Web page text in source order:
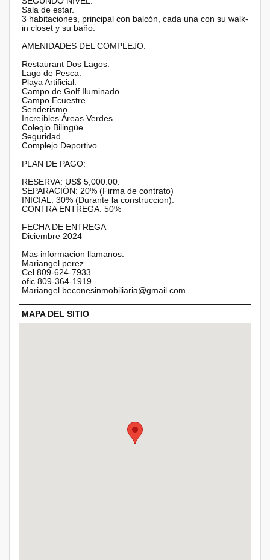
Sala de estar.
3 habitaciones, principal con balcón, cada una con su walk-
in closet y su baño.
AMENIDADES DEL COMPLEJO:
Restaurant Dos Lagos.
Lago de Pesca.
Playa Artificial.
Campo de Golf Iluminado.
Campo Ecuestre.
Senderismo.
Increíbles Áreas Verdes.
Colegio Bilingüe.
Seguridad.
Complejo Deportivo.
PLAN DE PAGO:
RESERVA: US$ 5,000.00.
SEPARACIÓN: 20% (Firma de contrato)
INICIAL: 30% (Durante la construccion).
CONTRA ENTREGA: 50%
FECHA DE ENTREGA
Diciembre 2024
Mas informacion llamanos:
Mariangel perez
Cel.809-624-7933
ofic.809-364-1919
Mariangel.beconesinmobiliaria@gmail.com
MAPA DEL SITIO